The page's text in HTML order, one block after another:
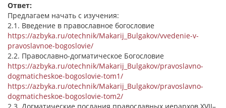
Ответ:
Предлагаем начать с изучения:
2.1. Введение в православное богословие
https://azbyka.ru/otechnik/Makarij_Bulgakov/vvedenie-v-
pravoslavnoe-bogoslovie/
2.2. Православно-догматическое Богословие
https://azbyka.ru/otechnik/Makarij_Bulgakov/pravoslavno-
dogmaticheskoe-bogoslovie-tom1/
https://azbyka.ru/otechnik/Makarij_Bulgakov/pravoslavno-
dogmaticheskoe-bogoslovie-tom2/